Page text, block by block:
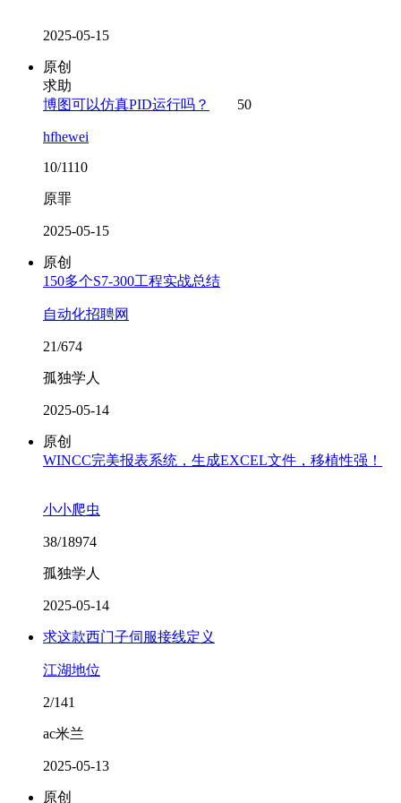
2025-05-15
原创
求助
博图可以仿真PID运行吗？
50
hfhewei
10/1110
原罪
2025-05-15
原创
150多个S7-300工程实战总结
自动化招聘网
21/674
孤独学人
2025-05-14
原创
WINCC完美报表系统，生成EXCEL文件，移植性强！
小小爬虫
38/18974
孤独学人
2025-05-14
求这款西门子伺服接线定义
江湖地位
2/141
ac米兰
2025-05-13
原创